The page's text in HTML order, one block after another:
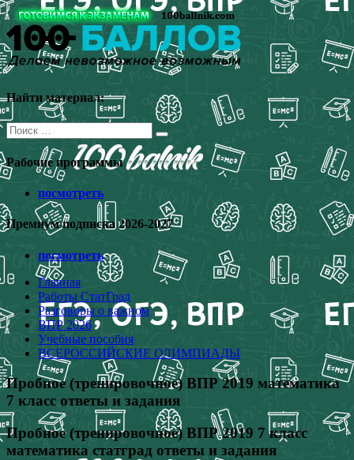
Перейти
к
содержимому
Найти материал:
Поиск
для:
Рабочие программы
посмотреть
Премиум подписка 2026-2027
посмотреть
Главная
Работы СтатГрад
Разговоры о важном
ВПР 2026
Учебные пособия
ВСЕРОССИЙСКИЕ ОЛИМПИАДЫ
Пробное (тренировочное) ВПР 2019 математика
7 класс ответы и задания
Пробное (тренировочное) ВПР 2019 7 класс
математика статград ответы и задания